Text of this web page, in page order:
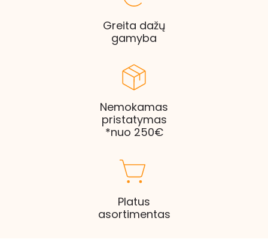
Greita dažų
gamyba
Nemokamas
pristatymas
*nuo 250€
Platus
asortimentas